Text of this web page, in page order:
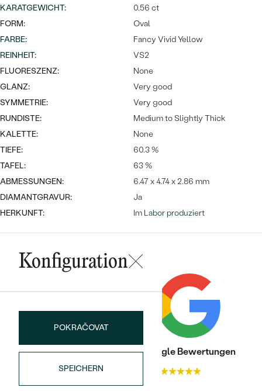
SILBER
Wave Kollektion
PERSONALISIERT
SYMBOLISCH
MINIMALISTISCH
NACH ANLASS
NACH DER FARBE
NACH DER FORM
MASSGEFERTIGTER
Meistverkaufte
Ohrrinnge
ANSEHEN
Personalisierte
Halsketten
Meistverkaufte
Ringe
KARATGEWICHT:
0.56 ct
FORM:
Oval
FARBE:
Fancy Vivid Yellow
REINHEIT:
VS2
FLUORESZENZ:
None
GLANZ:
Very good
SYMMETRIE:
Very good
RUNDISTE:
Medium to Slightly Thick
KALETTE:
None
TIEFE:
60.3 %
TAFEL:
63 %
ABMESSUNGEN:
6.47 x 4.74 x 2.86 mm
DIAMANTGRAVUR:
Ja
HERKUNFT:
Im Labor produziert
Konfiguration
POKRAČOVAT
SPEICHERN
Trusted shop BewertungenGoogle Bewertungen